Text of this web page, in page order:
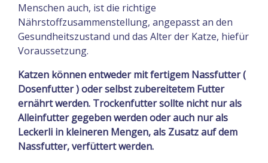
Menschen auch, ist die richtige
Nährstoffzusammenstellung, angepasst an den
Gesundheitszustand und das Alter der Katze, hiefür
Voraussetzung.
Katzen können entweder mit fertigem Nassfutter (
Dosenfutter ) oder selbst zubereitetem Futter
ernährt werden. Trockenfutter sollte nicht nur als
Alleinfutter gegeben werden oder auch nur als
Leckerli in kleineren Mengen, als Zusatz auf dem
Nassfutter, verfüttert werden.